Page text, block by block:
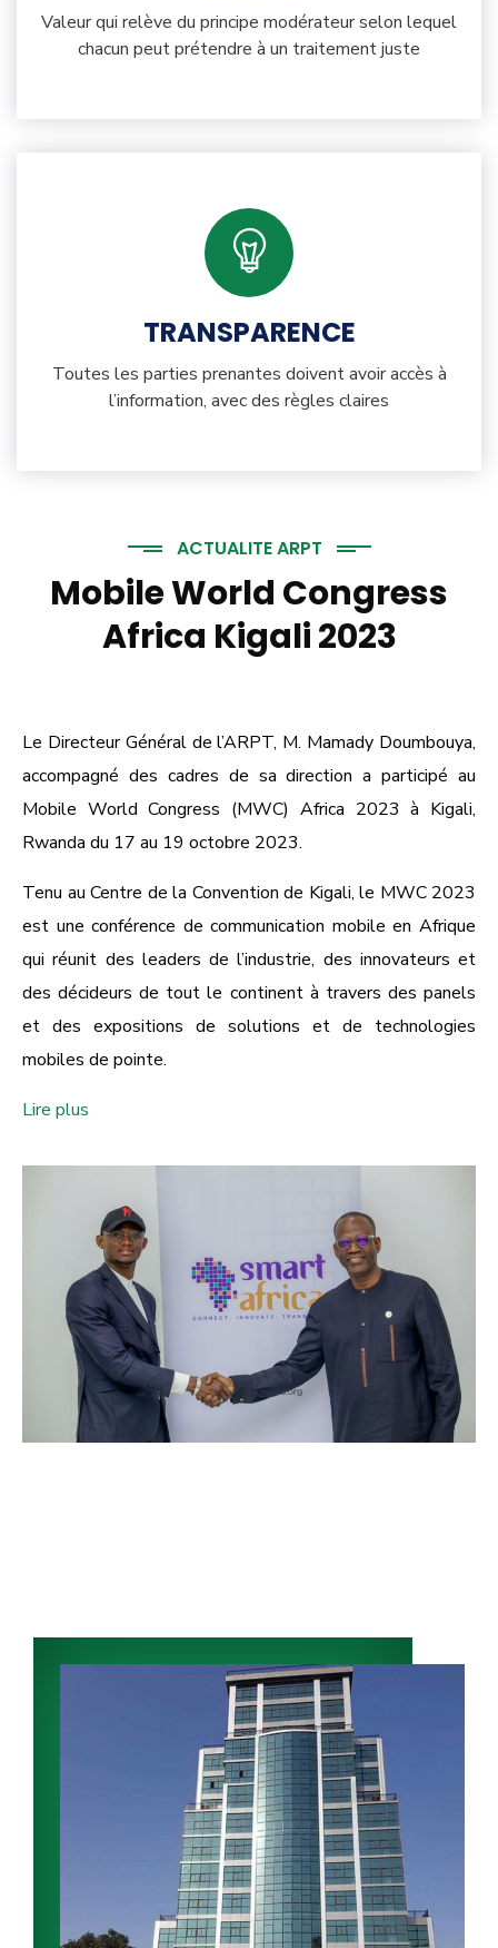
Valeur qui relève du principe modérateur selon lequel
chacun peut prétendre à un traitement juste
TRANSPARENCE
Toutes les parties prenantes doivent avoir accès à
l’information, avec des règles claires
ACTUALITE ARPT
Mobile World Congress
Africa Kigali 2023
Le Directeur Général de l’ARPT, M. Mamady Doumbouya,
accompagné des cadres de sa direction a participé au
Mobile World Congress (MWC) Africa 2023 à Kigali,
Rwanda du 17 au 19 octobre 2023.
Tenu au Centre de la Convention de Kigali, le MWC 2023
est une conférence de communication mobile en Afrique
qui réunit des leaders de l’industrie, des innovateurs et
des décideurs de tout le continent à travers des panels
et des expositions de solutions et de technologies
mobiles de pointe.
Lire plus